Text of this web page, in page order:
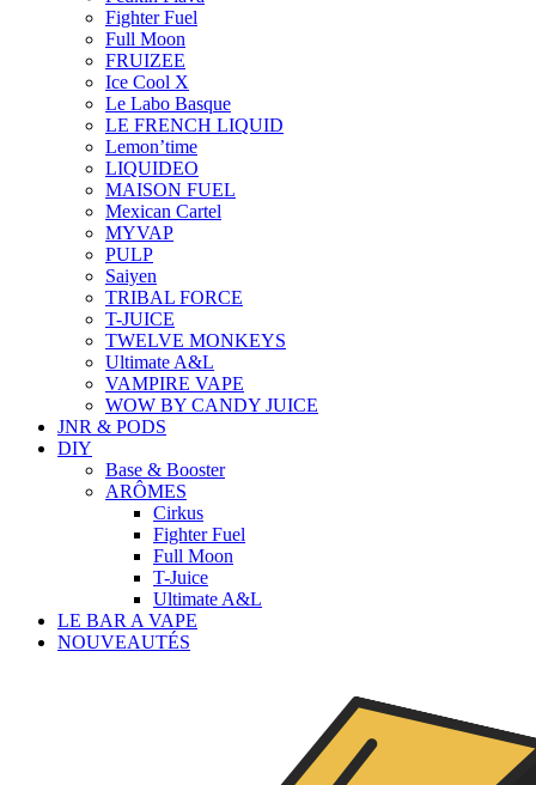
Fighter Fuel
Full Moon
FRUIZEE
Ice Cool X
Le Labo Basque
LE FRENCH LIQUID
Lemon’time
LIQUIDEO
MAISON FUEL
Mexican Cartel
MYVAP
PULP
Saiyen
TRIBAL FORCE
T-JUICE
TWELVE MONKEYS
Ultimate A&L
VAMPIRE VAPE
WOW BY CANDY JUICE
JNR & PODS
DIY
Base & Booster
ARÔMES
Cirkus
Fighter Fuel
Full Moon
T-Juice
Ultimate A&L
LE BAR A VAPE
NOUVEAUTÉS